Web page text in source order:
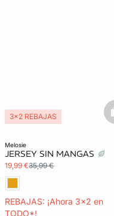
melosie
JERSEY SIN MANGAS
19,99 €35,99 €
REBAJAS: ¡Ahora 3x2 en
TODO*!
3x2 REBAJAS